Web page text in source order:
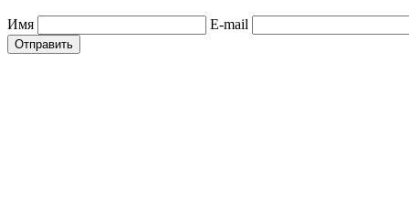
Имя E-mail